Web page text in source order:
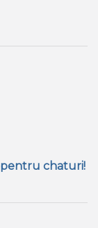
pentru chaturi!